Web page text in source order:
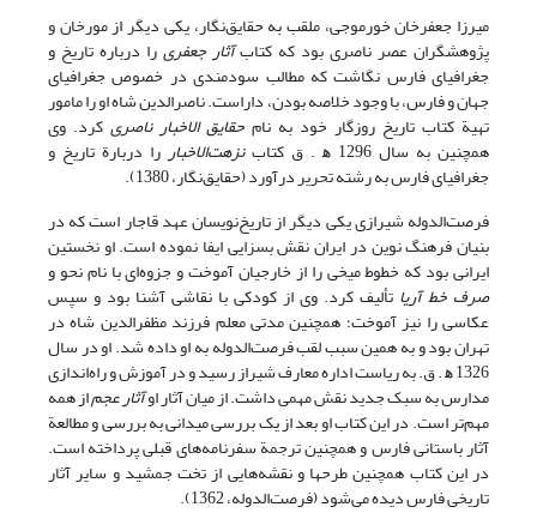
میرزا جعفرخان خورموجی، ملقب به حقایق‌نگار، یکی دیگر از مورخان و
پژوهشگران عصر ناصری بود که کتابآثار جعفریرا درباره تاریخ و
جغرافیای فارس نگاشت که مطالب سودمندی در خصوص جغرافیای
جهان و فارس، با وجود خلاصه بودن، داراست. ناصرالدین شاه او را مامور
تهیة کتاب تاریخ روزگار خود به نام حقایق الاخبار ناصری کرد. وی
همچنین به سال 1296 ﻫ . ق کتاب نزهت‌الاخباررا دربارة تاریخ و
جغرافیای فارس به رشته تحریر درآورد (حقایق‌نگار، 1380).
فرصت‌الدوله شیرازی یکی دیگر از تاریخ‌نویسان عهد قاجار است که در
بنیان فرهنگ نوین در ایران نقش بسزایی ایفا نموده است. او نخستین
ایرانی بود که خطوط میخی را از خارجیان آموخت و جزوه‌ای با نام نحو و
صرف خط آریا تألیف کرد. وی از کودکی با نقاشی آشنا بود و سپس
عکاسی را نیز آموخت؛ همچنین مدتی معلم فرزند مظفرالدین شاه در
تهران بود و به همین سبب لقب فرصت‌الدوله به او داده شد. او در سال
1326 ﻫ . ق. به ریاست اداره معارف شیراز رسید و در آموزش و راه‌اندازی
مدارس به سبک جدید نقش مهمی داشت. از میان آثار اوآثار عجماز همه
مهم‌تر است. در این کتاب او بعد از یک بررسی میدانی به بررسی و مطالعة
آثار باستانی فارس و همچنین ترجمة سفرنامه‌های قبلی پرداخته است.
در این کتاب همچنین طرحها و نقشه‌هایی از تخت جمشید و سایر آثار
تاریخی فارس دیده می‌شود (فرصت‌الدوله‌، 1362).